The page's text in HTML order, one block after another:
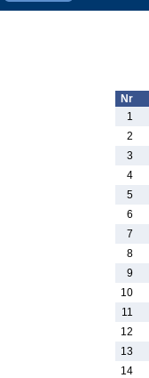
Nr
1
2
3
4
5
6
7
8
9
10
11
12
13
14